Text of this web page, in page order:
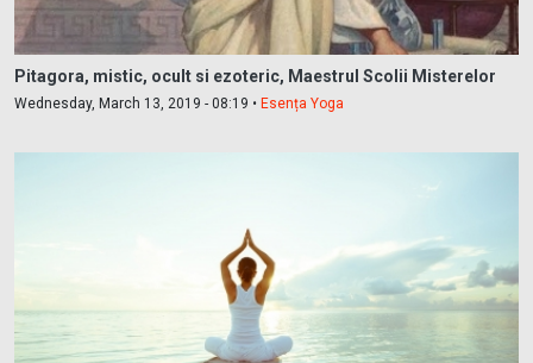
Pitagora, mistic, ocult si ezoteric, Maestrul Scolii Misterelor
Wednesday, March 13, 2019 - 08:19 • Esența Yoga